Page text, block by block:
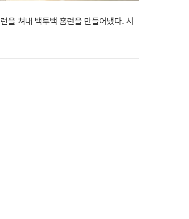
을 쳐내 백투백 홈런을 만들어냈다. 시